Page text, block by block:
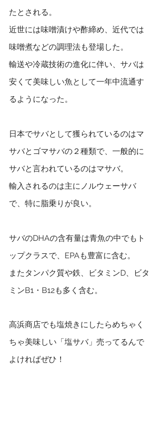
たとされる。
近世には味噌漬けや酢締め、近代では
味噌煮などの調理法も登場した。
輸送や冷蔵技術の進化に伴い、サバは
安くて美味しい魚として一年中流通す
るようになった。
日本でサバとして獲られているのはマ
サバとゴマサバの２種類で、一般的に
サバと言われているのはマサバ。
輸入されるのは主にノルウェーサバ
で、特に脂乗りが良い。
サバのDHAの含有量は青魚の中でもト
ップクラスで、EPAも豊富に含む。
またタンパク質や鉄、ビタミンD、ビタ
ミンB1・B12も多く含む。
高浜商店でも塩焼きにしたらめちゃく
ちゃ美味しい「塩サバ」売ってるんで
よければぜひ！